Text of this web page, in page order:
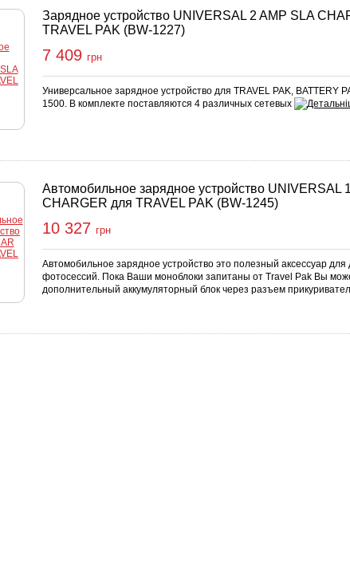
Зарядное устройство UNIVERSAL 2 AMP SLA
TRAVEL PAK (BW-1227)
7 409 грн
Универсальное зарядное устройство для TRAVEL PAK, BATTERY
1500. В комплекте поставляются 4 различных сетевых
Автомобильное зарядное устройство UNIVERSAL
CHARGER для TRAVEL PAK (BW-1245)
10 327 грн
Автомобильное зарядное устройство это полезный аксессуар
фотосессий. Пока Ваши моноблоки запитаны от Travel Pak Вы
дополнительный аккумуляторный блок через разъем